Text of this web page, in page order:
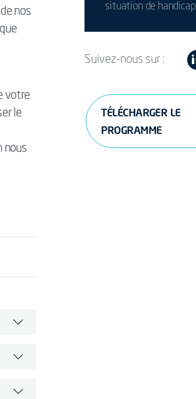
nos
votre
le
nous
situation de handicap
Suivez-nous sur :
TÉLÉCHARGER LE
PROGRAMME